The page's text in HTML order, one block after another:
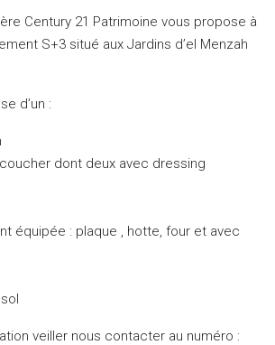
Century 21 Patrimoine vous propose à
S+3 situé aux Jardins d’el Menzah
d’un :
dont deux avec dressing
équipée : plaque , hotte, four et avec
veiller nous contacter au numéro :